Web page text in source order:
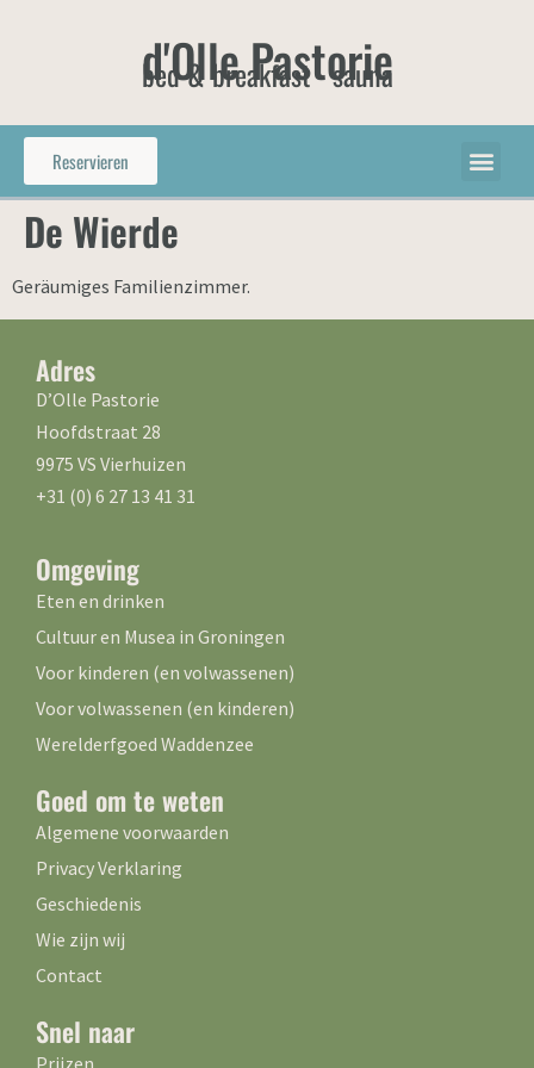
d'Olle Pastorie
bed & breakfast - sauna
Reservieren
De Wierde
Geräumiges Familienzimmer.
Adres
D’Olle Pastorie
Hoofdstraat 28
9975 VS Vierhuizen
+31 (0) 6 27 13 41 31
Omgeving
Eten en drinken
Cultuur en Musea in Groningen
Voor kinderen (en volwassenen)
Voor volwassenen (en kinderen)
Werelderfgoed Waddenzee
Goed om te weten
Algemene voorwaarden
Privacy Verklaring
Geschiedenis
Wie zijn wij
Contact
Snel naar
Prijzen